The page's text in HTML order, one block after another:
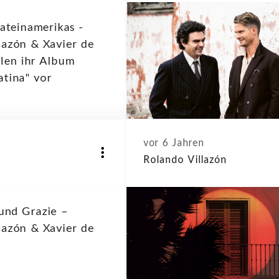
-
& Xavier de
ihr Album
vor
vor 6 Jahren
Rolando Villazón
Grazie –
& Xavier de